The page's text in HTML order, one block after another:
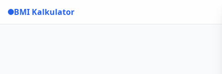
BMI Kalkulator